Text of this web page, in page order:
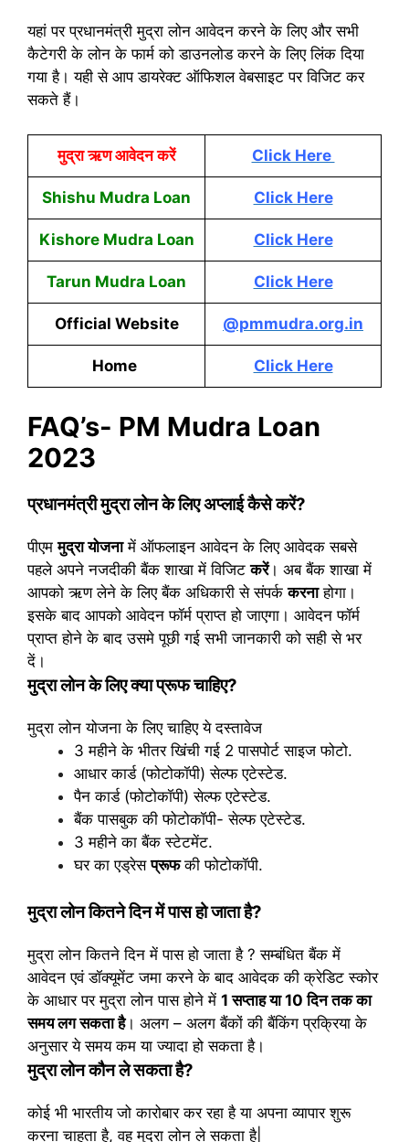
यहां पर प्रधानमंत्री मुद्रा लोन आवेदन करने के लिए और सभी
कैटेगरी के लोन के फार्म को डाउनलोड करने के लिए लिंक दिया
गया है। यही से आप डायरेक्ट ऑफिशल वेबसाइट पर विजिट कर
सकते हैं।
मुद्रा ऋण आवेदन करें Click Here
Shishu Mudra Loan Click Here
Kishore Mudra Loan Click Here
Tarun Mudra Loan Click Here
Official Website @pmmudra.org.in
Home Click Here
FAQ’s- PM Mudra Loan
2023
प्रधानमंत्री मुद्रा लोन के लिए अप्लाई कैसे करें?
पीएममुद्रा योजनामें ऑफलाइन आवेदन के लिए आवेदक सबसे
पहले अपने नजदीकी बैंक शाखा में विजिटकरें। अब बैंक शाखा में
आपको ऋण लेने के लिए बैंक अधिकारी से संपर्ककरनाहोगा।
इसके बाद आपको आवेदन फॉर्म प्राप्त हो जाएगा। आवेदन फॉर्म
प्राप्त होने के बाद उसमे पूछी गई सभी जानकारी को सही से भर
दें।
मुद्रा लोन के लिए क्या प्रूफ चाहिए?
मुद्रा लोन योजना के लिए चाहिए ये दस्तावेज
3 महीने के भीतर खिंची गई 2 पासपोर्ट साइज फोटो.
आधार कार्ड (फोटोकॉपी) सेल्फ एटेस्टेड.
पैन कार्ड (फोटोकॉपी) सेल्फ एटेस्टेड.
बैंक पासबुक की फोटोकॉपी- सेल्फ एटेस्टेड.
3 महीने का बैंक स्टेटमेंट.
घर का एड्रेसप्रूफकी फोटोकॉपी.
मुद्रा लोन कितने दिन में पास हो जाता है?
मुद्रा लोन कितने दिन में पास हो जाता है ? सम्बंधित बैंक में
आवेदन एवं डॉक्यूमेंट जमा करने के बाद आवेदक की क्रेडिट स्कोर
के आधार पर मुद्रा लोन पास होने में 1 सप्ताह या 10 दिन तक का
समय लग सकता है। अलग – अलग बैंकों की बैंकिंग प्रक्रिया के
अनुसार ये समय कम या ज्यादा हो सकता है।
मुद्रा लोन कौन ले सकता है?
कोई भी भारतीय जो कारोबार कर रहा है या अपना व्‍यापार शुरू
करना चाहता है, वह मुद्रा लोन ले सकता है|